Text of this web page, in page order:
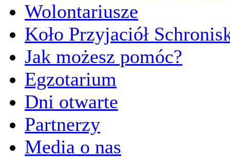
Wolontariusze
Koło Przyjaciół
Jak możesz pomóc?
Egzotarium
Dni otwarte
Partnerzy
Media o nas